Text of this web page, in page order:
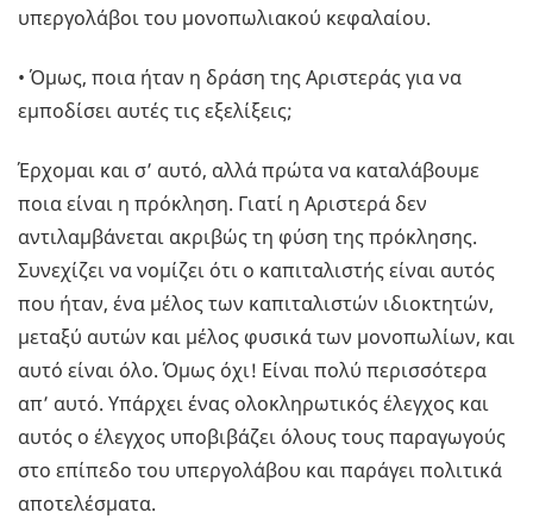
υπεργολάβοι του μονοπωλιακού κεφαλαίου.
• Όμως, ποια ήταν η δράση της Αριστεράς για να
εμποδίσει αυτές τις εξελίξεις;
Έρχομαι και σ’ αυτό, αλλά πρώτα να καταλάβουμε
ποια είναι η πρόκληση. Γιατί η Αριστερά δεν
αντιλαμβάνεται ακριβώς τη φύση της πρόκλησης.
Συνεχίζει να νομίζει ότι ο καπιταλιστής είναι αυτός
που ήταν, ένα μέλος των καπιταλιστών ιδιοκτητών,
μεταξύ αυτών και μέλος φυσικά των μονοπωλίων, και
αυτό είναι όλο. Όμως όχι! Είναι πολύ περισσότερα
απ’ αυτό. Υπάρχει ένας ολοκληρωτικός έλεγχος και
αυτός ο έλεγχος υποβιβάζει όλους τους παραγωγούς
στο επίπεδο του υπεργολάβου και παράγει πολιτικά
αποτελέσματα.